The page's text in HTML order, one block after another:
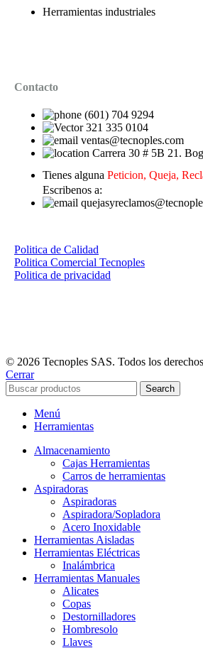
Herramientas industriales
Contacto
(601) 704 9294
321 335 0104
ventas@tecnoples.com
Carrera 30 # 5B 21.
Tienes alguna Peticion, Queja,
Escribenos a:
Politica de Calidad
Politica Comercial Tecnoples
Politica de privacidad
© 2026 Tecnoples SAS. Todos los
Cerrar
Search
Menú
Herramientas
Almacenamiento
Cajas Herramientas
Carros de herramientas
Aspiradoras
Aspiradoras
Aspiradora/Sopladora
Acero Inoxidable
Herramientas Aisladas
Herramientas Eléctricas
Inalámbrica
Herramientas Manuales
Alicates
Copas
Destornilladores
Hombresolo
Llaves